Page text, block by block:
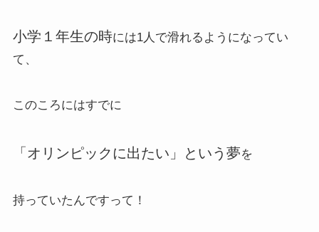
小学１年生の時には1人で滑れるようになってい
て、
このころにはすでに
「オリンピックに出たい」という夢を
持っていたんですって！